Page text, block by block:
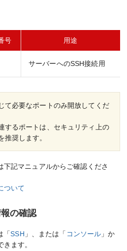
号 用途
サーバーへのSSH接続用
て必要なポートのみ開放してくだ
するポートは、セキュリティ上の
推奨します。
記マニュアルからご確認くださ
ついて
の確認
「SSH 」、または「 コンソール 」か
ます。